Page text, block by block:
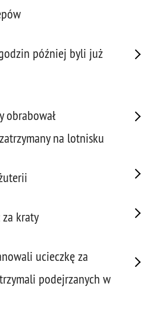
później byli już
obrabował
na lotnisku
za kraty
ucieczkę za
podejrzanych w